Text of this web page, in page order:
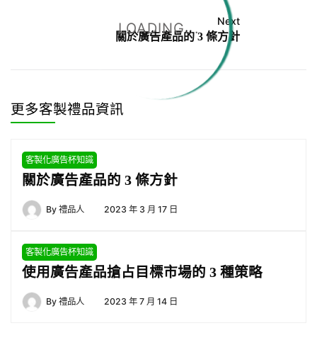
LOADING...
Next
關於廣告產品的 3 條方針
更多客製禮品資訊
客製化廣告杯知識
關於廣告產品的 3 條方針
By 禮品人 2023 年 3 月 17 日
客製化廣告杯知識
使用廣告產品搶占目標市場的 3 種策略
By 禮品人 2023 年 7 月 14 日